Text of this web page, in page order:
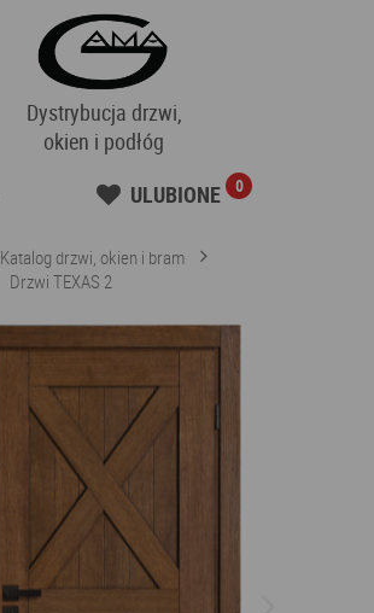
Dystrybucja drzwi,
okien i podłóg
ULUBIONE 0
Katalog drzwi, okien i bram
Drzwi TEXAS 2